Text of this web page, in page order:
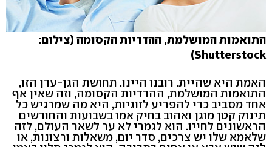
התואמות המושלמת, ההדדיות הקסומה (צילום:
Shutterstock)
האמת היא שהיית. רובנו היינו. תחושת הגן-עדן הזו,
התואמות המושלמת, ההדדיות הקסומה, וזה שאין אף
אחד מסביב כדי להפריע לזוגיות, היא מה שמרגיש כל
תינוק קטן מוגן ואהוב בחיק אמו בשבועות והחודשים
הראשונים לחייו. הוא לגמרי לא ער לשאר העולם, לזה
שלאמא שלו יש צרכים, סדר יום, משאלות ורצונות, או